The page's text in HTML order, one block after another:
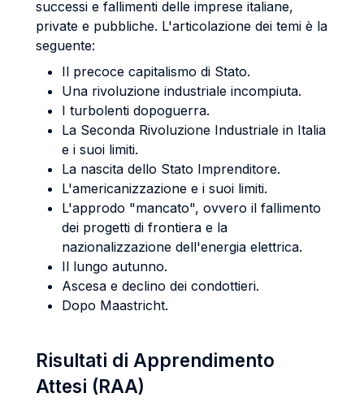
successi e fallimenti delle imprese italiane,
private e pubbliche. L'articolazione dei temi è la
seguente:
Il precoce capitalismo di Stato.
Una rivoluzione industriale incompiuta.
I turbolenti dopoguerra.
La Seconda Rivoluzione Industriale in Italia
e i suoi limiti.
La nascita dello Stato Imprenditore.
L'americanizzazione e i suoi limiti.
L'approdo "mancato", ovvero il fallimento
dei progetti di frontiera e la
nazionalizzazione dell'energia elettrica.
Il lungo autunno.
Ascesa e declino dei condottieri.
Dopo Maastricht.
Risultati di Apprendimento
Attesi (RAA)